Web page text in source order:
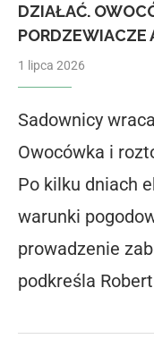
DZIAŁAĆ.
PORDZEWIACZE
1 lipca 2026
Sadownicy
Owocówka i
Po kilku dniach
warunki
prowadzenie
podkreśla